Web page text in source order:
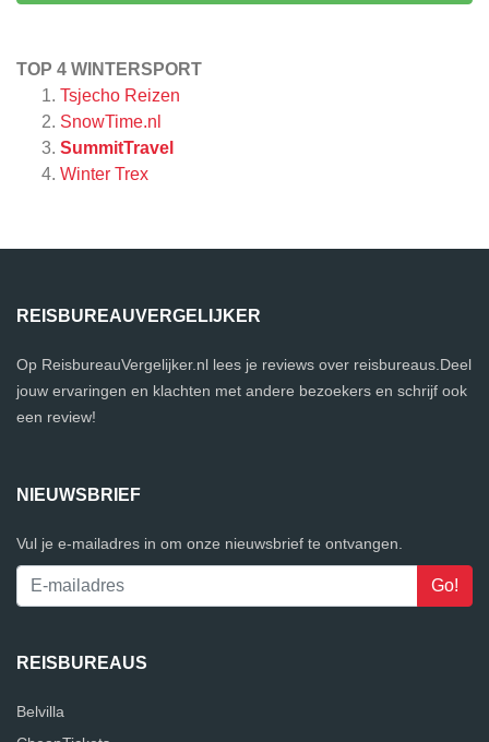
TOP 4 WINTERSPORT
Tsjecho Reizen
SnowTime.nl
SummitTravel
Winter Trex
REISBUREAUVERGELIJKER
Op ReisbureauVergelijker.nl lees je reviews over reisbureaus.Deel
jouw ervaringen en klachten met andere bezoekers en schrijf ook
een review!
NIEUWSBRIEF
Vul je e-mailadres in om onze nieuwsbrief te ontvangen.
REISBUREAUS
Belvilla